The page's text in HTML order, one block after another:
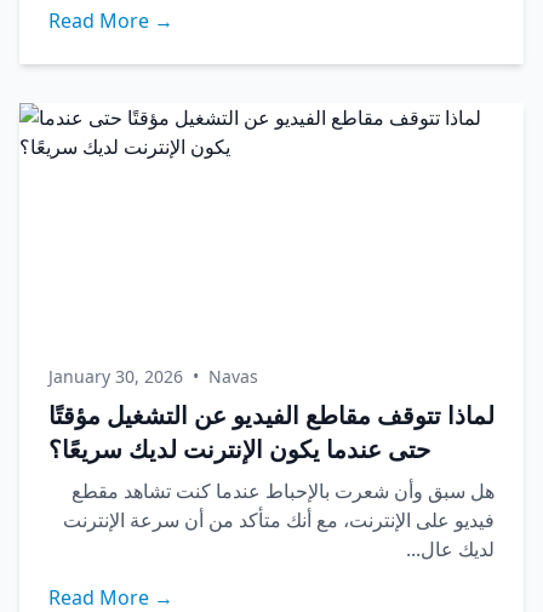
Read More →
January 30, 2026 • Navas
لماذا تتوقف مقاطع الفيديو عن التشغيل مؤقتًا
حتى عندما يكون الإنترنت لديك سريعًا؟
هل سبق وأن شعرت بالإحباط عندما كنت تشاهد مقطع
فيديو على الإنترنت، مع أنك متأكد من أن سرعة الإنترنت
لديك عال...
Read More →